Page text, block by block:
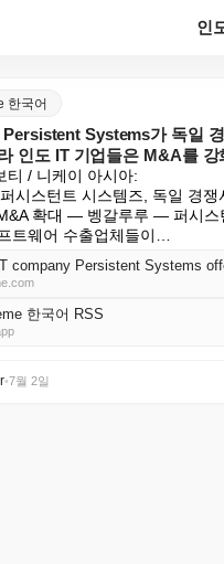
한국어
Persistent Systems가 독일
인도 IT 기업들은 M&A를
티 / 니케이 아시아:
시스턴트 시스템즈, 독일 경
확대 — 벵갈루루 — 퍼시스
트웨어 수출업체들이…
한국어 RSS
•7월 2일